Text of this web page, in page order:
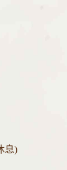
息)